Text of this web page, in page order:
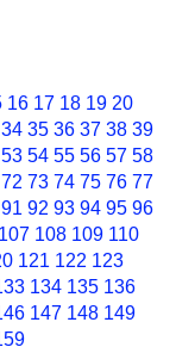
16 17 18 19 20
34 35 36 37 38 39
53 54 55 56 57 58
72 73 74 75 76 77
91 92 93 94 95 96
107 108 109 110
121 122 123
134 135 136
147 148 149